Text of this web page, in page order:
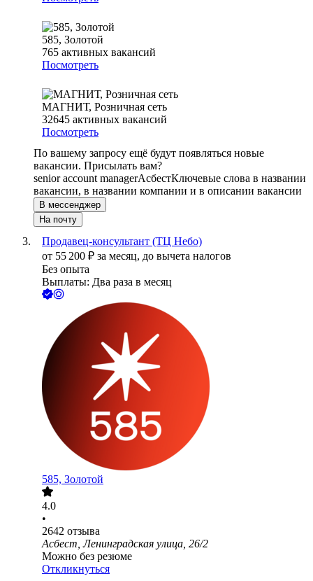
585, Золотой
765 активных вакансий
Посмотреть
МАГНИТ, Розничная сеть
32645 активных вакансий
Посмотреть
По вашему запросу ещё будут появляться новые
вакансии. Присылать вам?
senior account managerАсбестКлючевые слова в названии
вакансии, в названии компании и в описании вакансии
В мессенджер
На почту
Продавец-консультант (ТЦ Небо)
от 55 200 ₽ за месяц, до вычета налогов
Без опыта
Выплаты: Два раза в месяц
585, Золотой
4.0
•
2642 отзыва
Асбест, Ленинградская улица, 26/2
Можно без резюме
Откликнуться